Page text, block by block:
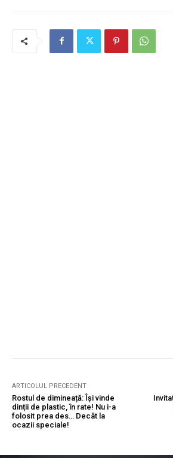
ARTICOLUL PRECEDENT
Rostul de dimineață: Își vinde
dinții de plastic, în rate! Nu i-a
folosit prea des… Decât la
ocazii speciale!